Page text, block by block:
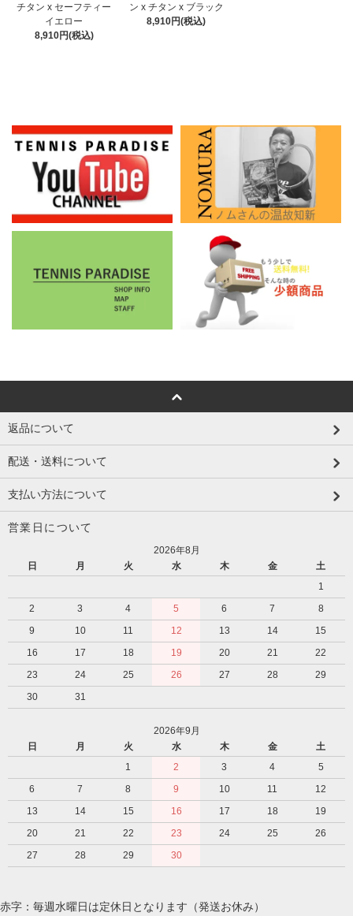
チタン x セーフティー
イエロー
8,910円(税込)
ン x チタン x ブラック
8,910円(税込)
返品について
配送・送料について
支払い方法について
営業日について
2026年8月
日
月 火 水 木 金
土
1
2
3 4 5 6 7
8
9
10 11 12 13 14
15
16
17 18 19 20 21
22
23
24 25 26 27 28
29
30
31
2026年9月
日
月 火 水 木 金
土
1
2 3 4
5
6
7 8 9 10 11
12
13
14 15 16 17 18
19
20
21 22 23 24 25
26
27
28 29 30
赤字：毎週水曜日は定休日となります（発送お休み）